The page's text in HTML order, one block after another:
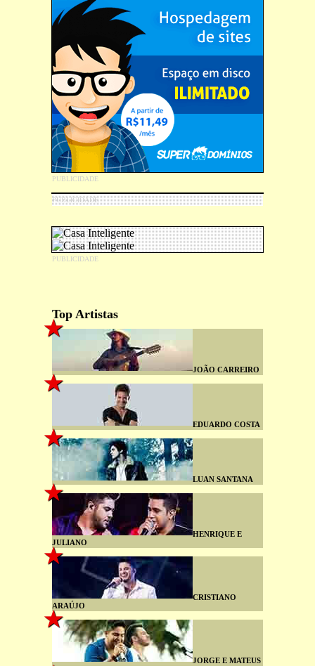
Top Artistas
JOÃO CARREIRO
EDUARDO COSTA
LUAN SANTANA
HENRIQUE E
JULIANO
CRISTIANO
ARAÚJO
JORGE E MATEUS